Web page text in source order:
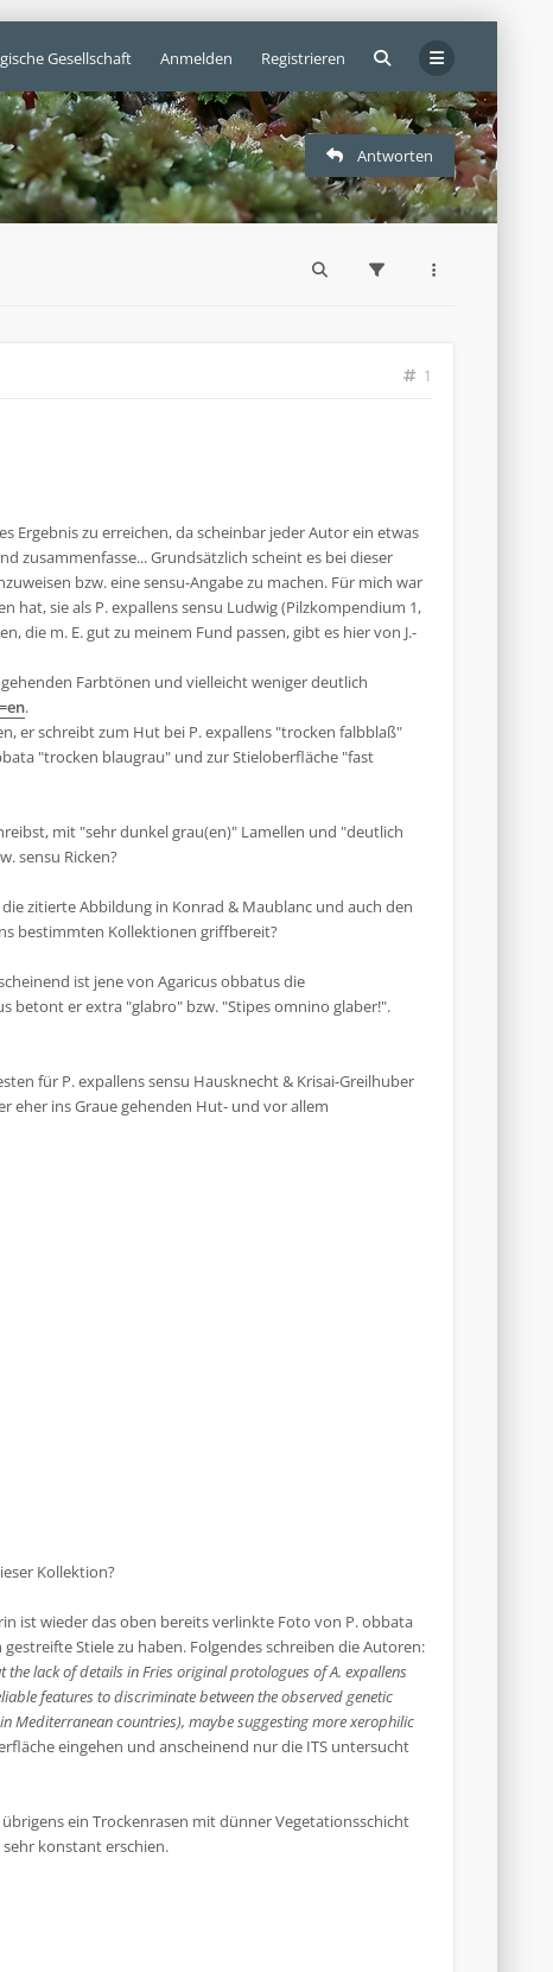
Gesellschaft Anmelden Registrieren
Antworten
1
zu erreichen, da scheinbar jeder Autor ein etwas
zusammenfasse... Grundsätzlich scheint es bei dieser
bzw. eine sensu-Angabe zu machen. Für mich war
hat, sie als P. expallens sensu Ludwig (Pilzkompendium 1,
die m. E. gut zu meinem Fund passen, gibt es hier von J.-
Farbtönen und vielleicht weniger deutlich
.
er schreibt zum Hut bei P. expallens "trocken falbblaß"
"trocken blaugrau" und zur Stieloberfläche "fast
mit "sehr dunkel grau(en)" Lamellen und "deutlich
sensu Ricken?
zitierte Abbildung in Konrad & Maublanc und auch den
bestimmten Kollektionen griffbereit?
ist jene von Agaricus obbatus die
betont er extra "glabro" bzw. "Stipes omnino glaber!".
für P. expallens sensu Hausknecht & Krisai-Greilhuber
eher ins Graue gehenden Hut- und vor allem
Kollektion?
ist wieder das oben bereits verlinkte Foto von P. obbata
Stiele zu haben. Folgendes schreiben die Autoren:
lack of details in Fries original protologues of A. expallens
features to discriminate between the observed genetic
Mediterranean countries), maybe suggesting more xerophilic
eingehen und anscheinend nur die ITS untersucht
ein Trockenrasen mit dünner Vegetationsschicht
konstant erschien.